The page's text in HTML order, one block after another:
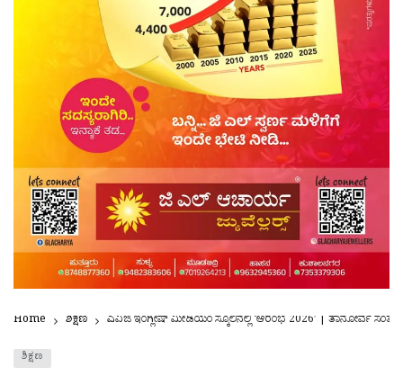
Home ಶಿಕ್ಷಣ ಎವಿಜಿ ಇಂಗ್ಲೀಷ್ ಮೀಡಿಯಂ ಸ್ಕೂಲಿನಲ್ಲಿ ‘ಆರಂಭ 2026’ | ತಾನೋರ್ವ
ಶಿಕ್ಷಣ